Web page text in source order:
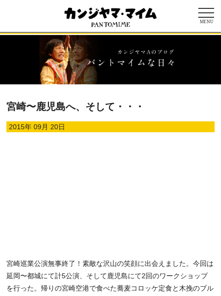
MENU
宮崎〜鹿児島へ、そして・・・
2015年 09月 20日
宮崎巡業公演無事終了！素敵な沢山の笑顔に出会えました。今回は
延岡〜都城にて計5公演、そして鹿児島にて2回のワークショップ
を行った。帰りの宮崎空港で食べた蕎麦コロッケ定食と木挽のブル